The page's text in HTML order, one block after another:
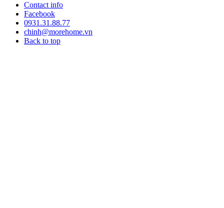
Contact info
Facebook
0931.31.88.77
chinh@morehome.vn
Back to top